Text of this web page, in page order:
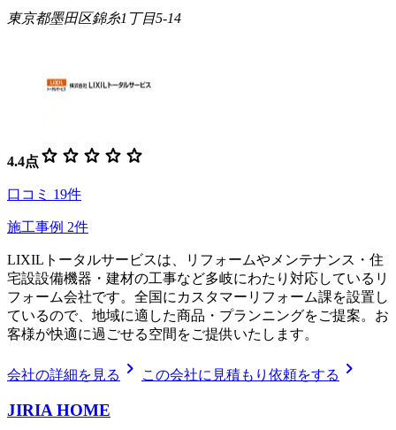
東京都墨田区錦糸1丁目5-14
4.4点 star star star star star
口コミ 19件
施工事例 2件
LIXILトータルサービスは、リフォームやメンテナンス・住
宅設設備機器・建材の工事など多岐にわたり対応しているリ
フォーム会社です。全国にカスタマーリフォーム課を設置し
ているので、地域に適した商品・プランニングをご提案。お
客様が快適に過ごせる空間をご提供いたします。
会社の詳細を見る chevron_right この会社に見積もり依頼をする chevron_right
JIRIA HOME